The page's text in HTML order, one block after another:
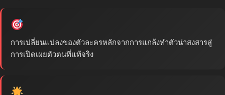
การเปลี่ยนแปลงของตัวละครหลักจากการแกล้งทำตัวน่าสงสารสู่
การเปิดเผยตัวตนที่แท้จริง